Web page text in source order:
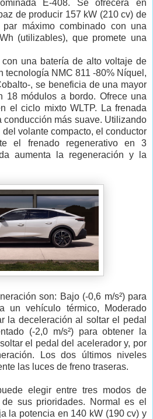
E-408. Se ofrecerá en
de producir 157 kW (210 cv) de
máximo combinado con una
(utilizables), que promete una
una batería de alto voltaje de
tecnología NMC 811 -80% Níquel,
, se beneficia de una mayor
18 módulos a bordo. Ofrece una
el ciclo mixto WLTP. La frenada
conducción más suave. Utilizando
volante compacto, el conductor
el frenado regenerativo en 3
aumenta la regeneración y la
son: Bajo (-0,6 m/s²) para
un vehículo térmico, Moderado
la deceleración al soltar el pedal
(-2,0 m/s²) para obtener la
el pedal del acelerador y, por
Los dos últimos niveles
las luces de freno traseras.
elegir entre tres modos de
sus prioridades. Normal es el
la potencia en 140 kW (190 cv) y